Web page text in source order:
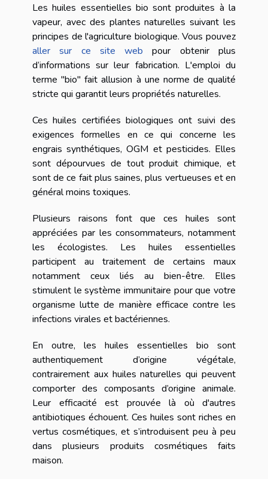
Les huiles essentielles bio sont produites à la
vapeur, avec des plantes naturelles suivant les
principes de l'agriculture biologique. Vous pouvez
aller sur ce site web pour obtenir plus
d’informations sur leur fabrication. L'emploi du
terme "bio" fait allusion à une norme de qualité
stricte qui garantit leurs propriétés naturelles.
Ces huiles certifiées biologiques ont suivi des
exigences formelles en ce qui concerne les
engrais synthétiques, OGM et pesticides. Elles
sont dépourvues de tout produit chimique, et
sont de ce fait plus saines, plus vertueuses et en
général moins toxiques.
Plusieurs raisons font que ces huiles sont
appréciées par les consommateurs, notamment
les écologistes. Les huiles essentielles
participent au traitement de certains maux
notamment ceux liés au bien-être. Elles
stimulent le système immunitaire pour que votre
organisme lutte de manière efficace contre les
infections virales et bactériennes.
En outre, les huiles essentielles bio sont
authentiquement d’origine végétale,
contrairement aux huiles naturelles qui peuvent
comporter des composants d’origine animale.
Leur efficacité est prouvée là où d'autres
antibiotiques échouent. Ces huiles sont riches en
vertus cosmétiques, et s’introduisent peu à peu
dans plusieurs produits cosmétiques faits
maison.